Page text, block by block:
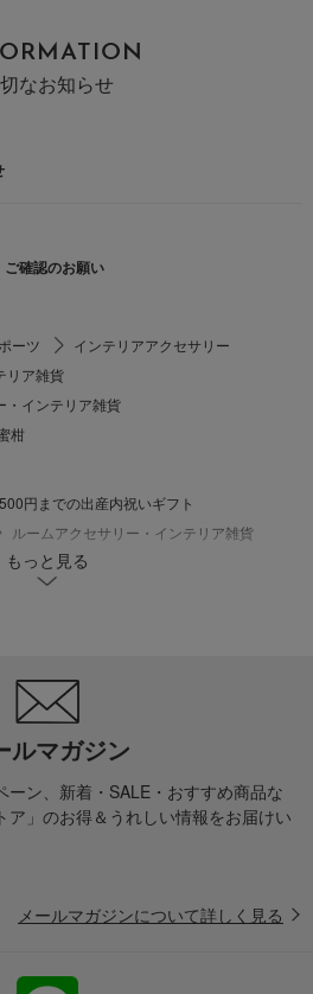
なお知らせ
ご確認のお願い
ーツ
インテリアアクセサリー
リア雑貨
・インテリア雑貨
柑
円までの出産内祝いギフト
ルームアクセサリー・インテリア雑貨
インテリア雑貨
インテリア雑貨
柑
その他リビング雑貨
リア雑貨
・インテリア雑貨
ルームアクセサリー・インテリア雑貨
柑
もっと見る
ルマガジン
ン、新着・SALE・おすすめ商品な
ア」のお得＆うれしい情報をお届けい
メールマガジンについて詳しく見る